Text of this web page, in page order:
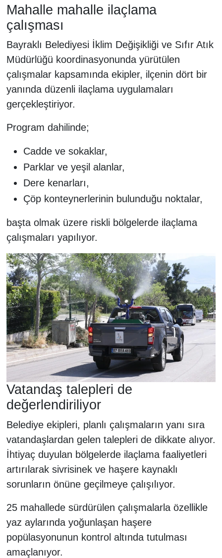
Mahalle mahalle ilaçlama
çalışması
Bayraklı Belediyesi İklim Değişikliği ve Sıfır Atık
Müdürlüğü koordinasyonunda yürütülen
çalışmalar kapsamında ekipler, ilçenin dört bir
yanında düzenli ilaçlama uygulamaları
gerçekleştiriyor.
Program dahilinde;
Cadde ve sokaklar,
Parklar ve yeşil alanlar,
Dere kenarları,
Çöp konteynerlerinin bulunduğu noktalar,
başta olmak üzere riskli bölgelerde ilaçlama
çalışmaları yapılıyor.
Vatandaş talepleri de
değerlendiriliyor
Belediye ekipleri, planlı çalışmaların yanı sıra
vatandaşlardan gelen talepleri de dikkate alıyor.
İhtiyaç duyulan bölgelerde ilaçlama faaliyetleri
artırılarak sivrisinek ve haşere kaynaklı
sorunların önüne geçilmeye çalışılıyor.
25 mahallede sürdürülen çalışmalarla özellikle
yaz aylarında yoğunlaşan haşere
popülasyonunun kontrol altında tutulması
amaçlanıyor.